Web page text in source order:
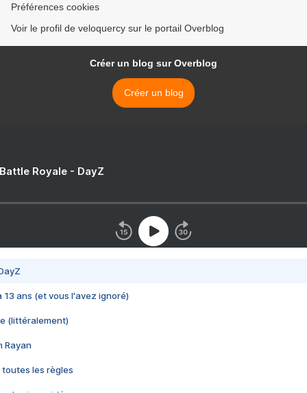
Préférences cookies
Voir le profil de veloquercy sur le portail Overblog
Créer un blog sur Overblog
Créer un blog
Royale - DayZ
13 ans (et vous l'avez ignoré)
(littéralement)
Rayan
toutes les règles